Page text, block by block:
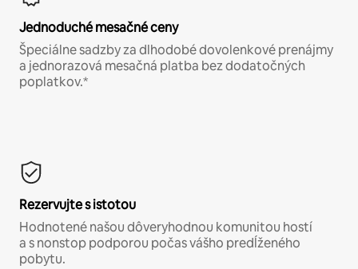
Jednoduché mesačné ceny
Špeciálne sadzby za dlhodobé dovolenkové prenájmy
a jednorazová mesačná platba bez dodatočných
poplatkov.*
Rezervujte s istotou
Hodnotené našou dôveryhodnou komunitou hostí
a s nonstop podporou počas vášho predĺženého
pobytu.